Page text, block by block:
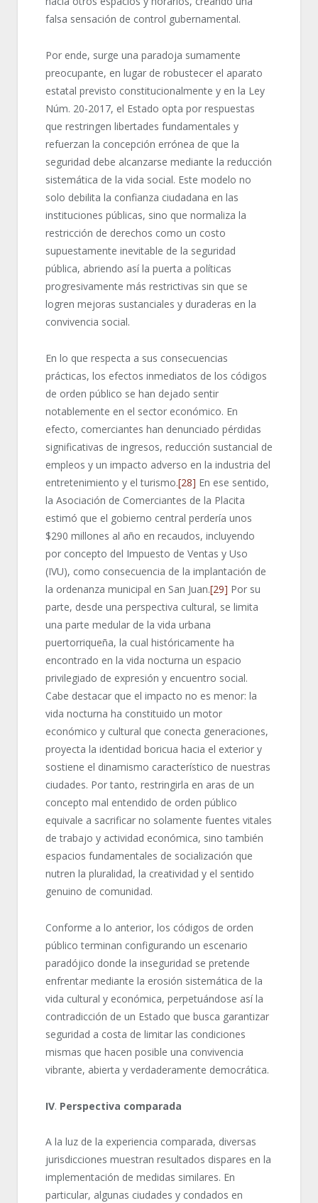
falsa sensación de control gubernamental.
Por ende, surge una paradoja sumamente
preocupante, en lugar de robustecer el aparato
estatal previsto constitucionalmente y en la Ley
Núm. 20-2017, el Estado opta por respuestas
que restringen libertades fundamentales y
refuerzan la concepción errónea de que la
seguridad debe alcanzarse mediante la reducción
sistemática de la vida social. Este modelo no
solo debilita la confianza ciudadana en las
instituciones públicas, sino que normaliza la
restricción de derechos como un costo
supuestamente inevitable de la seguridad
pública, abriendo así la puerta a políticas
progresivamente más restrictivas sin que se
logren mejoras sustanciales y duraderas en la
convivencia social.
En lo que respecta a sus consecuencias
prácticas, los efectos inmediatos de los códigos
de orden público se han dejado sentir
notablemente en el sector económico. En
efecto, comerciantes han denunciado pérdidas
significativas de ingresos, reducción sustancial de
empleos y un impacto adverso en la industria del
entretenimiento y el turismo.[28] En ese sentido,
la Asociación de Comerciantes de la Placita
estimó que el gobierno central perdería unos
$290 millones al año en recaudos, incluyendo
por concepto del Impuesto de Ventas y Uso
(IVU), como consecuencia de la implantación de
la ordenanza municipal en San Juan.[29] Por su
parte, desde una perspectiva cultural, se limita
una parte medular de la vida urbana
puertorriqueña, la cual históricamente ha
encontrado en la vida nocturna un espacio
privilegiado de expresión y encuentro social.
Cabe destacar que el impacto no es menor: la
vida nocturna ha constituido un motor
económico y cultural que conecta generaciones,
proyecta la identidad boricua hacia el exterior y
sostiene el dinamismo característico de nuestras
ciudades. Por tanto, restringirla en aras de un
concepto mal entendido de orden público
equivale a sacrificar no solamente fuentes vitales
de trabajo y actividad económica, sino también
espacios fundamentales de socialización que
nutren la pluralidad, la creatividad y el sentido
genuino de comunidad.
Conforme a lo anterior, los códigos de orden
público terminan configurando un escenario
paradójico donde la inseguridad se pretende
enfrentar mediante la erosión sistemática de la
vida cultural y económica, perpetuándose así la
contradicción de un Estado que busca garantizar
seguridad a costa de limitar las condiciones
mismas que hacen posible una convivencia
vibrante, abierta y verdaderamente democrática.
IV. Perspectiva comparada
A la luz de la experiencia comparada, diversas
jurisdicciones muestran resultados dispares en la
implementación de medidas similares. En
particular, algunas ciudades y condados en